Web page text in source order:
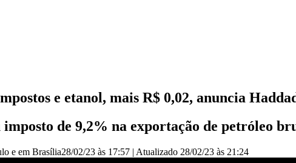
e etanol, mais R$ 0,02, anuncia
de 9,2% na exportação de petróleo
e em Brasília28/02/23 às 17:57 | Atualizado 28/02/23 às 21:24